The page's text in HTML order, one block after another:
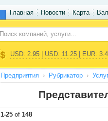
Главная Новости Карта
USD: 2.95 | USD: 11.25 | EUR:
Предприятия Рубрикатор
1-25 of 148